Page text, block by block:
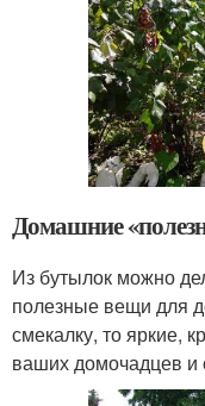
Домашние
Из бутылок можно
полезные вещи для
смекалку, то яркие,
ваших домочадцев и